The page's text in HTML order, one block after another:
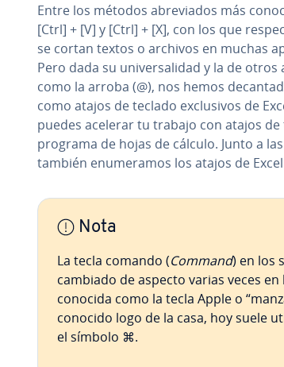
Entre los métodos abre­via­dos más
[Ctrl] + [V] y [Ctrl] + [X], con los que
se cortan textos o archivos en muchas
Pero dada su uni­ve­r­sa­li­dad y la de
como la arroba (@), nos hemos
como atajos de teclado ex­clu­si­vos de
puedes acelerar tu trabajo con atajos
programa de hojas de cálculo. Junto a
también enu­me­ra­mos los atajos de
Nota
La tecla comando (Command) en los
cambiado de aspecto varias veces
conocida como la tecla Apple o
conocido logo de la casa, hoy suele
el símbolo ⌘.